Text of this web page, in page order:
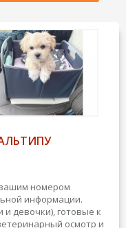
номером
информации.
девочки), готовые к
осмотр и